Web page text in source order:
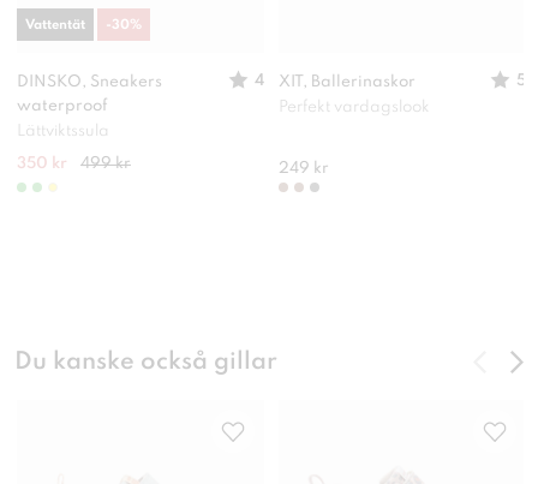
DINSKO, Sneakers
waterproof
4
Lättviktssula
350 kr 499 kr
Vattentät -30%
XIT, Ballerinaskor
5
Perfekt vardagslook
249 kr
Du kanske också gillar